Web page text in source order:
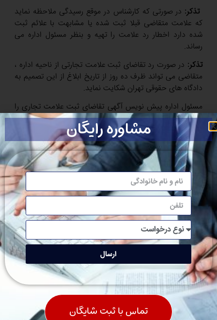
تذکر: در صورتی که کارشناس در موقع رسیدگی ملاحظه نماید
که علامت متقاضی قبلا ثبت شده یا مشابهت با علائم ثبت
شده دارد اخطار رد علامت را تهیه و بنظر مسئول اداره می
رساند.
تذکر: در صورت رد تقاضای ثبت علامت تجارتی از ناحیه اداره ،
متقاضی می تواند ظرف ده روز از تاریخ ابلاغ از این تصمیم به
دادگاه های حقوقی تهران شکایت نماید.
مسئول اداره پیش نویس آگهی تقاضای ثبت علامت تجاری را
امضا و در سامانه قرار داده می شود . این آگهی که یک نمونه
از علامت درخواستی به آن الصاق شده ضمن ثبت در دفتر
اندیکاتور توسط مسئول این امر، تحویل متقاضی می گردد.
مرحله سوم از مراحل ثبت برند
متقاضی پس از دریافت پیش نویس علامت را در سایت
روزنامه رسمی جمهوری اسلامی قرار می دهد.
پس از اینکه آگهی تقاضای ثبت علامت تجاری در روزنامه
رسمی درج و منتشر گردید متقاضی 30 روز (با احتساب دو روز
اضافه) بعد از تاریخ انتشار با دردست داشتن یک نسخه از
روزنامه مذکور به اداره مالکیت صنعتی مراجه نماید و ضمن
تقدیم یک برگ تقاضای ثبت علامت (بشرح نمونه) ویک نسخه
از روزنامه فوق ، تقاضای ثبت علامت تجارتی را بنماید.
مشاوره رایگان
ارسال
تماس با ثبت شایگان